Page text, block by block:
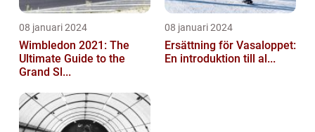
08 januari 2024
Wimbledon 2021: The
Ultimate Guide to the
Grand Sl...
08 januari 2024
Ersättning för Vasaloppet:
En introduktion till al...